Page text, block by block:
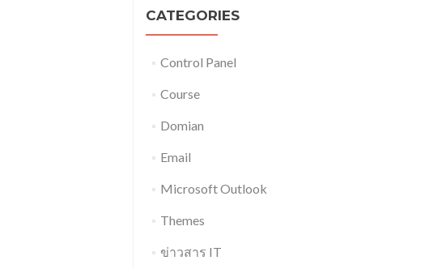
CATEGORIES
Control Panel
Course
Domian
Email
Microsoft Outlook
Themes
ข่าวสาร IT